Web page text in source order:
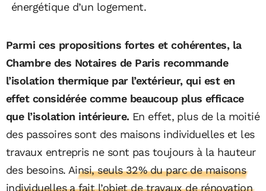
énergétique d’un logement.
Parmi ces propositions fortes et cohérentes, la
Chambre des Notaires de Paris recommande
l’isolation thermique par l’extérieur, qui est en
effet considérée comme beaucoup plus efficace
que l’isolation intérieure. En effet, plus de la moitié
des passoires sont des maisons individuelles et les
travaux entrepris ne sont pas toujours à la hauteur
des besoins. Ainsi, seuls 32% du parc de maisons
individuelles a fait l’objet de travaux de rénovation